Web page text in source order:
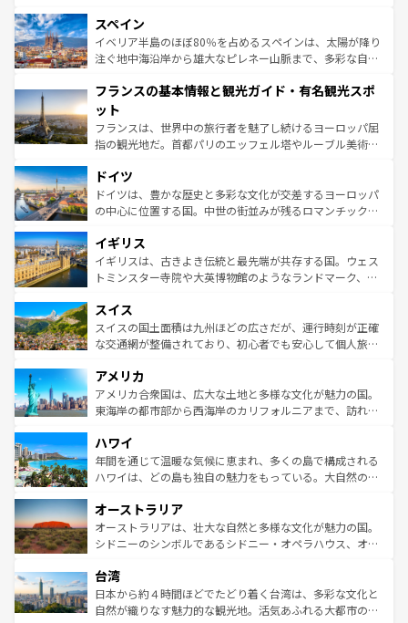
ろん、トスカーナの美しい田園風景やアマルフィ海岸の絶
景など、自然景観も見逃せない。観光の合間には、本場の
ピザやパスタなど、絶品のイタリア料理を堪能することも
ませてくれるイタリアで、忘れられない旅をしてみよう！
なお、新着のイタリア情報は
しい。
スペイン
イベリア半島のほぼ80％を占めるスペインは、太陽が降り
注ぐ地中海沿岸から雄大なピレネー山脈まで、多彩な自然
文化が根付くこの国では、情熱的なフラメンコ、熱気あふ
れる闘牛、そして美味しいタパスが生活の一部となってい
る。首都マドリードの洗練された雰囲気や、バルセロナの
アートに溢れた街角から、地方では古代ローマ遺跡や中世
せる。地方によって風土や気候が異なるスペインはその個
性で訪れる人を魅了する。 なお、新着のスペイン情報は コ
ンテンツ一覧を参照してほしい。
フランスの基本情報と観光ガイド・有名観光スポ
ット
フランスは、世界中の旅行者を魅了し続けるヨーロッパ屈
指の観光地だ。首都パリのエッフェル塔やルーブル美術館
で、幅広い魅力が詰まっている。華麗な宮殿、歴史的な大
聖堂、美しいビーチ、そして豊かな自然が、訪れる者を心
から魅了する。また、フランスは美食の国としても知ら
いる。シャンパンの発祥地であるランス、プロヴァンスの
香り高いラベンダー畑など、多彩な楽しみ方が可能だ。さ
らに、パリ以外の地域にも魅力が溢れており、どの街角に
れる地方に足を運ぶとそれぞれで全く異なる文化を体験で
きるだろう。 なお、新着のフランス情報はコンテンツ一覧
を参照してほしい。
ドイツ
ドイツは、豊かな歴史と多彩な文化が交差するヨーロッパ
の中心に位置する国。中世の街並みが残るロマンチック街
顔を持つこの国は、どこを歩いても飽きることがない。ベ
ルリンの文化的活気、バイエルン州のアルプスの絶景、そ
してライン川沿いのワイン畑といった風景は必見。ビール
は、お酒好きな人にはぜひ体験してほしい。 なお、新着の
ドイツ情報はコンテンツ一覧を参照してほしい。
イギリス
イギリスは、古きよき伝統と最先端が共存する国。ウェス
トミンスター寺院や大英博物館のようなランドマーク、歴
リアごとに異なる魅力がある。また、優雅なアフタヌーン
ティー、ビール好きにはたまらない英国パブ、サッカー観
戦など、本場だからこそできる体験も豊富。イギリスを旅
ンツ一覧を参照してほしい。
スイス
スイスの国土面積は九州ほどの広さだが、運行時刻が正確
な交通網が整備されており、初心者でも安心して個人旅行
の建物がそのまま残る町や、スイスならではのユニークな
博物館もあり、アルプス観光だけでなく町歩きも満喫する
ことができる。国民の所得が高いため物価も高いが、旅行
ば市内交通費無料で観光を楽しむこともできる。 なお、新
着のスイス情報はコンテンツ一覧 を参照してほしい。
アメリカ
アメリカ合衆国は、広大な土地と多様な文化が魅力の国。
東海岸の都市部から西海岸のカリフォルニアまで、訪れる
のような巨大都市は、観光、ショッピング、エンターテイ
ンメントが詰まった刺激的なスポットだ。一方、アメリカ
西部には大自然が広がり、グランドキャニオンやイエロー
部のニューオーリンズでは、音楽と美食が融合した独特の
文化が魅力。旅行者はアメリカの各地域で異なる魅力を楽
しみながら、その多様性と豊かな歴史を感じることができ
ならではの贅沢な旅のスタイルだ。 なお、新着のアメリカ
情報はコンテンツ一覧を参照してほしい。
ハワイ
年間を通じて温暖な気候に恵まれ、多くの島で構成される
ハワイは、どの島も独自の魅力をもっている。大自然の神
ワイ島は見逃せない。また、定番の観光地といえばオアフ
島だが、静かな自然を求めるならマウイ島やカウアイ島が
おすすめ。エメラルドグリーンに輝く海をはじめ、豊かな
れるおもてなしの心で訪れる人々を迎えてくれるハワイの
人々、おいしいローカルフードやハワイアンミュージッ
ク、伝統的なフラダンスなど、すべてがハワイの魅力を彩
オーストラリア
オーストラリアは、壮大な自然と多様な文化が魅力の国。
シドニーのシンボルであるシドニー・オペラハウス、オー
リアリーフや大陸中央部にそびえるウルル（エアーズロッ
ク）、タスマニアの美しい原生林やケアンズの熱帯雨林な
ど、見どころがたくさん。また、カフェやワイン、オージ
台湾
日本から約４時間ほどでたどり着く台湾は、多彩な文化と
自然が織りなす魅力的な観光地。活気あふれる大都市の台